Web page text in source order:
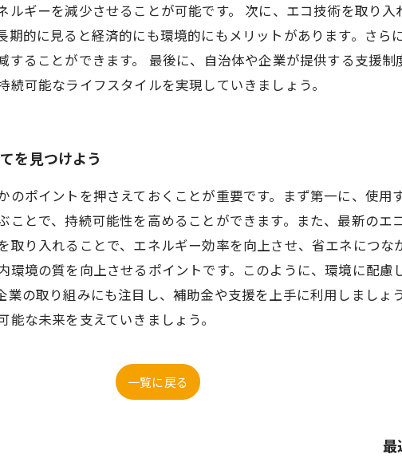
ギーを減少させることが可能です。 次に、エコ技術を取り
的に見ると経済的にも環境的にもメリットがあります。さら
ることができます。 最後に、自治体や企業が提供する支援制
可能なライフスタイルを実現していきましょう。
を見つけよう
ポイントを押さえておくことが重要です。まず第一に、使用
とで、持続可能性を高めることができます。また、最新のエ
り入れることで、エネルギー効率を向上させ、省エネにつな
境の質を向上させるポイントです。このように、環境に配慮
の取り組みにも注目し、補助金や支援を上手に利用しましょ
な未来を支えていきましょう。
一覧に戻る
最